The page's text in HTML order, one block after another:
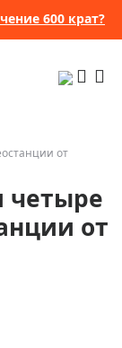
600 крат?
от
четыре
от